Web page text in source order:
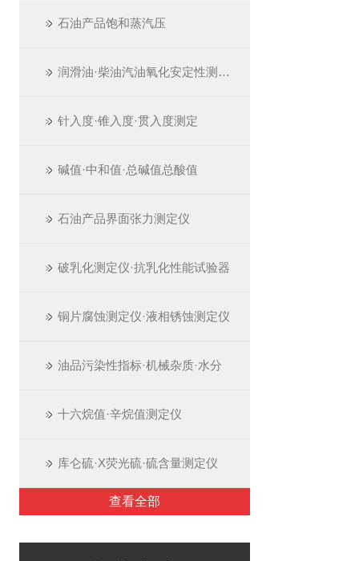
石油产品饱和蒸汽压
润滑油·柴油汽油氧化安定性测定仪
针入度·锥入度·贯入度测定
碱值·中和值·总碱值总酸值
石油产品界面张力测定仪
破乳化测定仪·抗乳化性能试验器
铜片腐蚀测定仪·液相锈蚀测定仪
油品污染性指标·机械杂质·水分
十六烷值·辛烷值测定仪
库仑硫·X荧光硫·硫含量测定仪
查看全部